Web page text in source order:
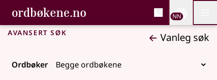
Gå til hovudinnhald
Tilgjenge
ordbøkene.no, Bokmålsordboka og
Bokmålsordboka og Nynorskordboka
NN
Avansert søk Vanleg søk
Ordbøker